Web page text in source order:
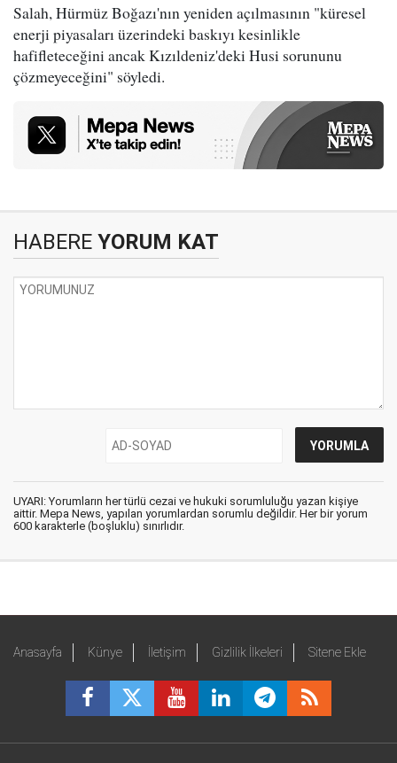
Salah, Hürmüz Boğazı'nın yeniden açılmasının "küresel
enerji piyasaları üzerindeki baskıyı kesinlikle
hafifleteceğini ancak Kızıldeniz'deki Husi sorununu
çözmeyeceğini" söyledi.
HABERE YORUM KAT
UYARI: Yorumların her türlü cezai ve hukuki sorumluluğu yazan kişiye
aittir. Mepa News, yapılan yorumlardan sorumlu değildir. Her bir yorum
600 karakterle (boşluklu) sınırlıdır.
Anasayfa Künye İletişim Gizlilik İlkeleri Sitene Ekle